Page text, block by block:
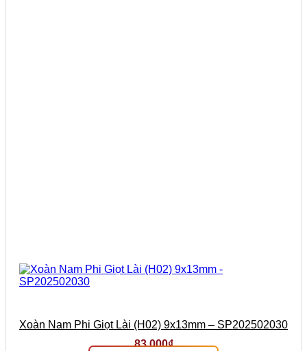
Xoàn Nam Phi Giọt Lài (H02) 9x13mm – SP202502030
83.000₫